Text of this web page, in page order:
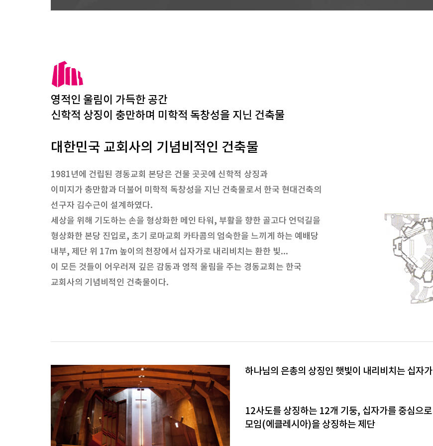
영적인 울림이 가득한 공간
신학적 상징이 충만하며 미학적 독창성을 지닌 건축물
대한민국 교회사의 기념비적인 건축물
1981년에 건립된 경동교회 본당은 건물 곳곳에 신학적 상징과
이미지가 충만함과 더불어 미학적 독창성을 지닌 건축물로서 한국 현대건축의
선구자 김수근이 설계하였다.
세상을 위해 기도하는 손을 형상화한 메인 타워, 부활을 향한 골고다 언덕길을
형상화한 본당 진입로, 초기 로마교회 카타콤의 엄숙한을 느끼게 하는 예배당
내부, 제단 위 17m 높이의 천장에서 십자가로 내리비치는 환한 빛...
이 모든 것들이 어우러져 깊은 감동과 영적 울림을 주는 경동교회는 한국
교회사의 기념비적인 건축물이다.
하나님의 은총의 상징인 햇빛이 내리비치는 십자가
12사도를 상징하는 12개 기둥, 십자가를 중심으로
모임(에클레시아)을 상징하는 제단